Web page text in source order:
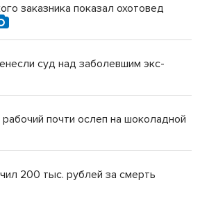
заказника показал охотовед
суд над заболевшим экс-
почти ослеп на шоколадной
200 тыс. рублей за смерть